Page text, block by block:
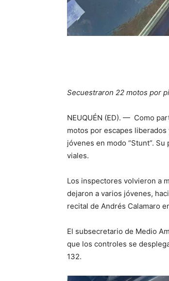
Secuestraron 22 motos por
NEUQUÉN (ED). — Como
motos por escapes
jóvenes en modo “Stunt”.
viales.
Los inspectores volvieron a
dejaron a varios jóvenes,
recital de Andrés Calamaro
El subsecretario de Medio
que los controles se
132.